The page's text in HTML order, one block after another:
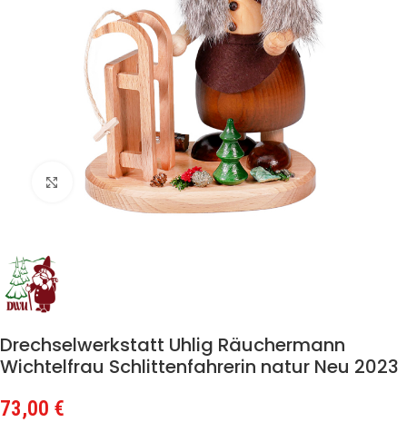
Zum Vergrößern klicken
Drechselwerkstatt Uhlig Räuchermann
Wichtelfrau Schlittenfahrerin natur Neu 2023
73,00 €